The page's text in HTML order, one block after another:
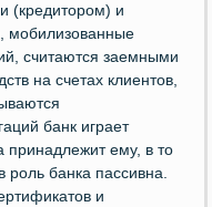
(кредитором) и
мобилизованные
считаются заемными
на счетах клиентов,
банк играет
принадлежит ему, в то
роль банка пассивна.
и